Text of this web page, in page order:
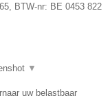
, BTW-nr: BE 0453 822
▼
uw belastbaar